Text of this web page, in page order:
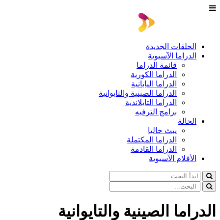
الحلقات الجديدة
الدراما الآسيوية
قائمة الدراما
الدراما الكورية
الدراما اليابانية
الدراما الصينية والتايوانية
الدراما التايلاندية
برامج الترفيه
الحالة
يبث حاليا
الدراما المكتملة
الدراما القادمة
الأفلام الآسيوية
الدراما الصينية والتايوانية